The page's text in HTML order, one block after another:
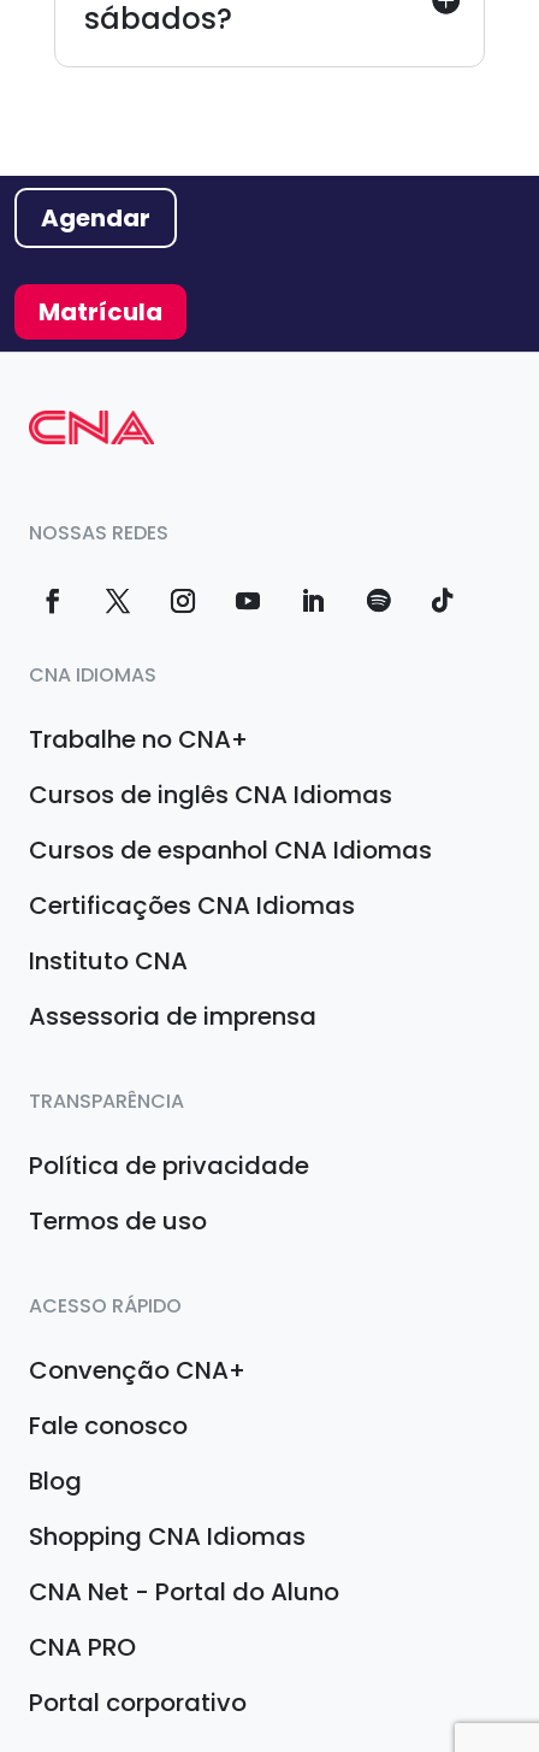
sábados?
Agendar
Matrícula
NOSSAS REDES
CNA IDIOMAS
Trabalhe no CNA+
Cursos de inglês CNA Idiomas
Cursos de espanhol CNA Idiomas
Certificações CNA Idiomas
Instituto CNA
Assessoria de imprensa
TRANSPARÊNCIA
Política de privacidade
Termos de uso
ACESSO RÁPIDO
Convenção CNA+
Fale conosco
Blog
Shopping CNA Idiomas
CNA Net - Portal do Aluno
CNA PRO
Portal corporativo